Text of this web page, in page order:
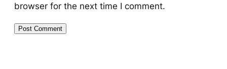
browser for the next time I comment.